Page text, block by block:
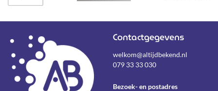
Contactgegevens
welkom@altijdbekend.nl
079 33 33 030
Bezoek- en postadres